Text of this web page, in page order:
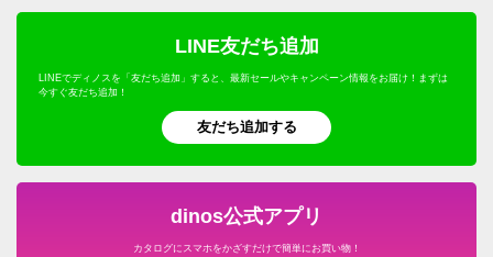
LINE友だち追加
LINEでディノスを「友だち追加」すると、最新セールやキャンペーン情報をお届け！まずは
今すぐ友だち追加！
友だち追加する
dinos公式アプリ
カタログにスマホをかざすだけで簡単にお買い物！